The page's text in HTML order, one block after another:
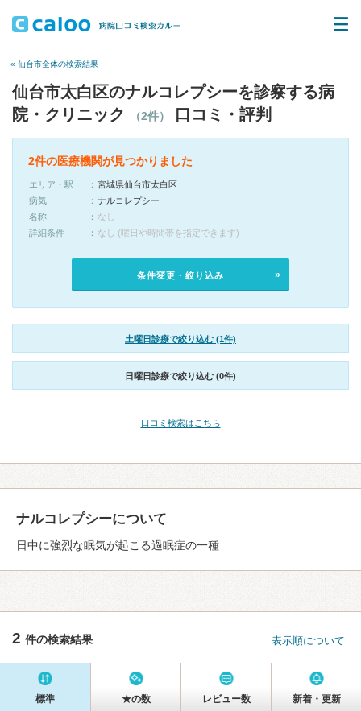
« 仙台市全体の検索結果
仙台市太白区のナルコレプシーを診察する病
院・クリニック
（2件） 口コミ・評判
2件の医療機関が見つかりました
エリア・駅
宮城県仙台市太白区
病気
ナルコレプシー
名称
なし
詳細条件
なし (曜日や時間帯を指定できます)
条件変更・絞り込み
土曜日診療で絞り込む (1件)
日曜日診療で絞り込む (0件)
口コミ検索はこちら
ナルコレプシーについて
日中に強烈な眠気が起こる過眠症の一種
2 件の検索結果 表示順について
標準 ★の数 レビュー数 新着・更新